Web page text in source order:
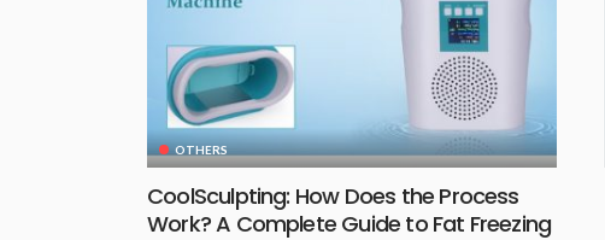
OTHERS
CoolSculpting: How Does the Process
Work? A Complete Guide to Fat Freezing